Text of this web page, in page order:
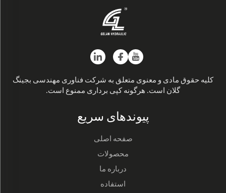
کلیه حقوق مادی و معنوی متعلق به شرکت فناوری مهندسی بجینگ
گلان است. هرگونه کپی برداری ممنوع است.
پیوند‌های سریع
صفحه اصلی
محصولات
درباره ما
استفاده